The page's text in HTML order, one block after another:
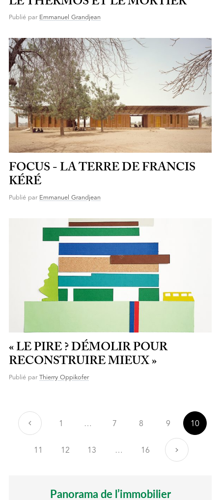
Publié par Emmanuel Grandjean
FOCUS - LA TERRE DE FRANCIS
KÉRÉ
Publié par Emmanuel Grandjean
« LE PIRE ? DÉMOLIR POUR
RECONSTRUIRE MIEUX »
Publié par Thierry Oppikofer
Précédent
1 … 7 8 9 10
11 12 13 … 16 Suivant